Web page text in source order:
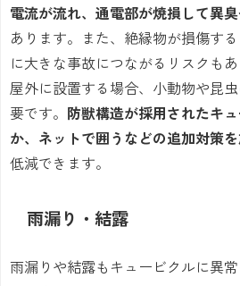
電流が流れ、通電部が焼損して異
あります。また、絶縁物が損傷す
に大きな事故につながるリスクもあ
屋外に設置する場合、小動物や昆
要です。 防獣構造が採用されたキ
か、ネットで囲うなどの追加対策
低減できます。
雨漏り・結露
雨漏りや結露もキュービクルに異